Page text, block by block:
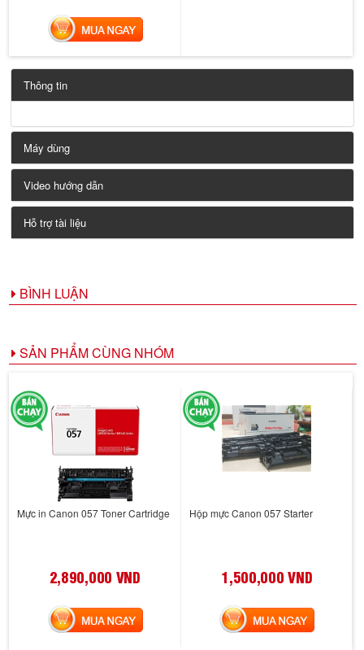
MUA NGAY
Thông tin
Máy dùng
Video hướng dẫn
Hỗ trợ tài liệu
BÌNH LUẬN
SẢN PHẨM CÙNG NHÓM
Mực in Canon 057 Toner Cartridge
2,890,000 VND
MUA NGAY
Hộp mực Canon 057 Starter
1,500,000 VND
MUA NGAY